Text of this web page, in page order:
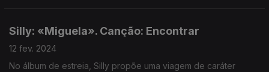
Silly: «Miguela». Canção: Encontrar
12 fev. 2024
No álbum de estreia, Silly propõe uma viagem de caráter